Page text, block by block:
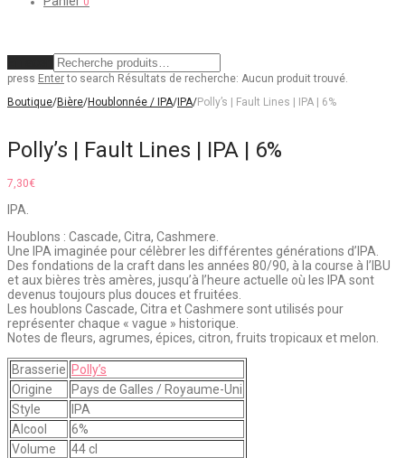
press Enterto search Résultats de recherche: Aucun produit trouvé.
Boutique/Bière/Houblonnée / IPA/ IPA/Polly’s | Fault Lines | IPA | 6%
Polly’s | Fault Lines | IPA | 6%
7,30€
IPA.
Houblons : Cascade, Citra, Cashmere.
Une IPA imaginée pour célèbrer les différentes générations d’IPA.
Des fondations de la craft dans les années 80/90, à la course à l’IBU
et aux bières très amères, jusqu’à l’heure actuelle où les IPA sont
devenus toujours plus douces et fruitées.
Les houblons Cascade, Citra et Cashmere sont utilisés pour
représenter chaque « vague » historique.
Notes de fleurs, agrumes, épices, citron, fruits tropicaux et melon.
Brasserie Polly’s
Origine
Pays de Galles / Royaume-Uni
Style
IPA
Alcool
6%
Volume
44 cl